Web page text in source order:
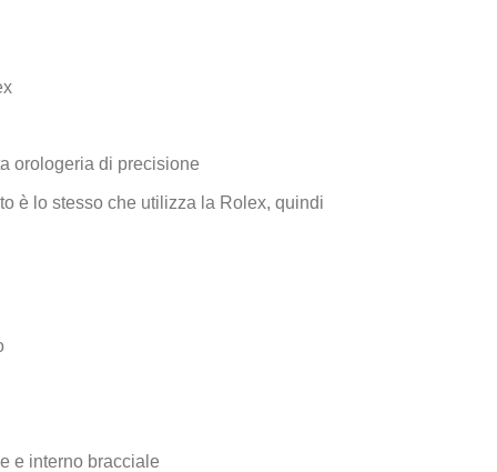
orologeria di precisione
è lo stesso che utilizza la Rolex, quindi
e interno bracciale